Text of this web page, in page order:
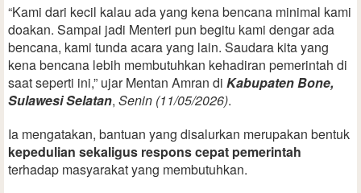
“Kami dari kecil kalau ada yang kena bencana minimal kami
doakan. Sampai jadi Menteri pun begitu kami dengar ada
bencana, kami tunda acara yang lain. Saudara kita yang
kena bencana lebih membutuhkan kehadiran pemerintah di
saat seperti ini,” ujar Mentan Amran di Kabupaten Bone,
Sulawesi Selatan, Senin (11/05/2026).
Ia mengatakan, bantuan yang disalurkan merupakan bentuk
kepedulian sekaligus respons cepat pemerintah
terhadap masyarakat yang membutuhkan.